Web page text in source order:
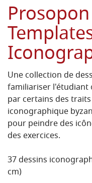
Une collection de
familiariser l'étudiant
par certains des
iconographique
pour peindre des
des exercices.
37 dessins
cm)